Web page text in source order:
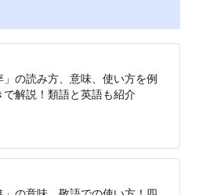
」の読み方、意味、使い方を例
で解説！類語と英語も紹介